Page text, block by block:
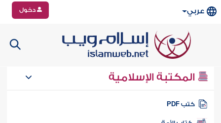
عربي دخول
المكتبة الإسلامية
كتب PDF